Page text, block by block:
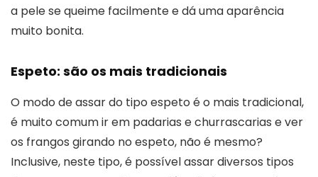
a pele se queime facilmente e dá uma aparência
muito bonita.
Espeto: são os mais tradicionais
O modo de assar do tipo espeto é o mais tradicional,
é muito comum ir em padarias e churrascarias e ver
os frangos girando no espeto, não é mesmo?
Inclusive, neste tipo, é possível assar diversos tipos